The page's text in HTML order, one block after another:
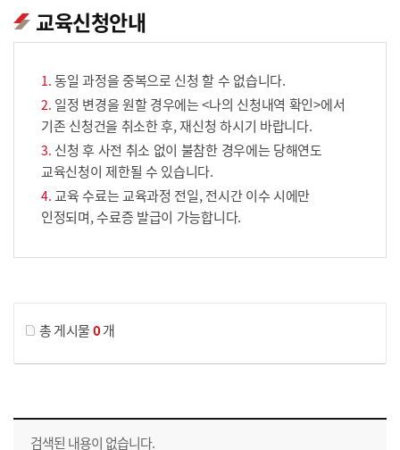
교육신청안내
동일 과정을 중복으로 신청 할 수 없습니다.
일정 변경을 원할 경우에는 <나의 신청내역 확인>에서
기존 신청건을 취소한 후, 재신청 하시기 바랍니다.
신청 후 사전 취소 없이 불참한 경우에는 당해연도
교육신청이 제한될 수 있습니다.
교육 수료는 교육과정 전일, 전시간 이수 시에만
인정되며, 수료증 발급이 가능합니다.
총 게시물0개
교육신청 목록을 나타낸 표로 회차, 지역, 접수기간, 교육기간, 교육장소, 신청인원/모집인원, 상태로 나뉘어 설명합니다.
검색된 내용이 없습니다.